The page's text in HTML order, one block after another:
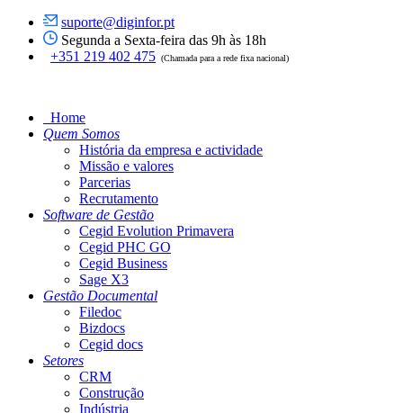
suporte@diginfor.pt
Segunda a Sexta-feira das 9h às 18h
+351 219 402 475 (Chamada para a rede fixa nacional)
Home
Quem Somos
História da empresa e actividade
Missão e valores
Parcerias
Recrutamento
Software de Gestão
Cegid Evolution Primavera
Cegid PHC GO
Cegid Business
Sage X3
Gestão Documental
Filedoc
Bizdocs
Cegid docs
Setores
CRM
Construção
Indústria